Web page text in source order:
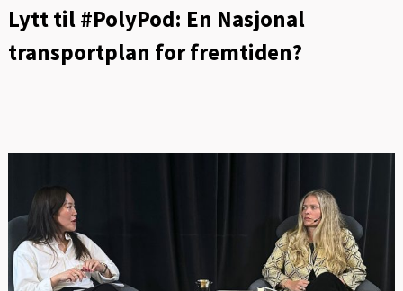
Lytt til #PolyPod: En Nasjonal
transportplan for fremtiden?